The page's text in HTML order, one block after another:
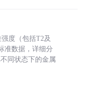
度（包括T2及
准数据，详细分
同状态下的金属